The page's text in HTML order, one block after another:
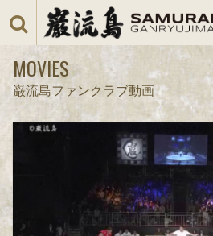
MOVIES
巌流島ファンクラブ動画